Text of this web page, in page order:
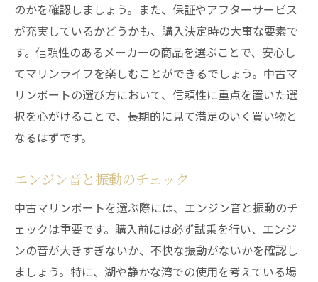
のかを確認しましょう。また、保証やアフターサービス
が充実しているかどうかも、購入決定時の大事な要素で
す。信頼性のあるメーカーの商品を選ぶことで、安心し
てマリンライフを楽しむことができるでしょう。中古マ
リンボートの選び方において、信頼性に重点を置いた選
択を心がけることで、長期的に見て満足のいく買い物と
なるはずです。
エンジン音と振動のチェック
中古マリンボートを選ぶ際には、エンジン音と振動のチ
ェックは重要です。購入前には必ず試乗を行い、エンジ
ンの音が大きすぎないか、不快な振動がないかを確認し
ましょう。特に、湖や静かな湾での使用を考えている場